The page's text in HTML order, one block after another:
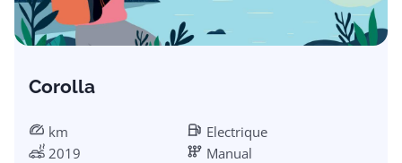
Corolla
km
Electrique
2019
Manual